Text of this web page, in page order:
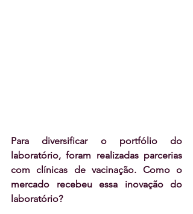
Para diversificar o portfólio do
laboratório, foram realizadas parcerias
com clínicas de vacinação. Como o
mercado recebeu essa inovação do
laboratório?